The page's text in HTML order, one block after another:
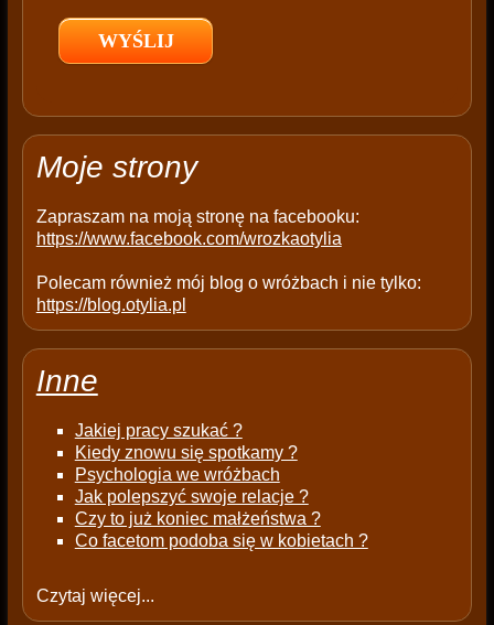
e
p
y
Moje strony
Zapraszam na moją stronę na facebooku:
https://www.facebook.com/wrozkaotylia
Polecam również mój blog o wróżbach i nie tylko:
https://blog.otylia.pl
Inne
Jakiej pracy szukać ?
Kiedy znowu się spotkamy ?
Psychologia we wróżbach
Jak polepszyć swoje relacje ?
Czy to już koniec małżeństwa ?
Co facetom podoba się w kobietach ?
Czytaj więcej...